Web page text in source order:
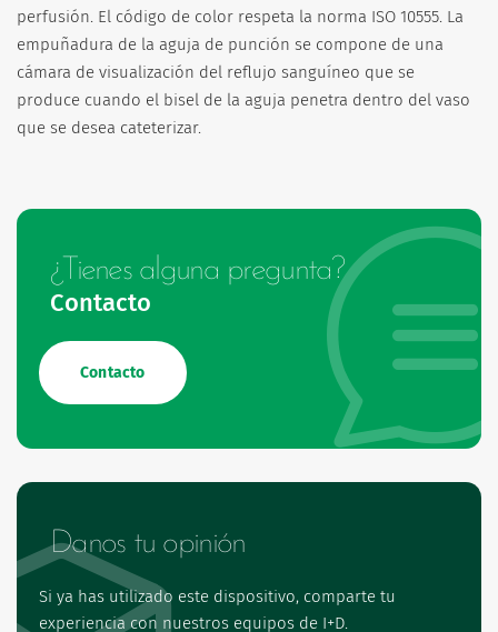
perfusión. El código de color respeta la norma ISO 10555. La
empuñadura de la aguja de punción se compone de una
cámara de visualización del reflujo sanguíneo que se
produce cuando el bisel de la aguja penetra dentro del vaso
que se desea cateterizar.
¿Tienes alguna pregunta?
Contacto
Contacto
Danos tu opinión
Si ya has utilizado este dispositivo, comparte tu
experiencia con nuestros equipos de I+D.